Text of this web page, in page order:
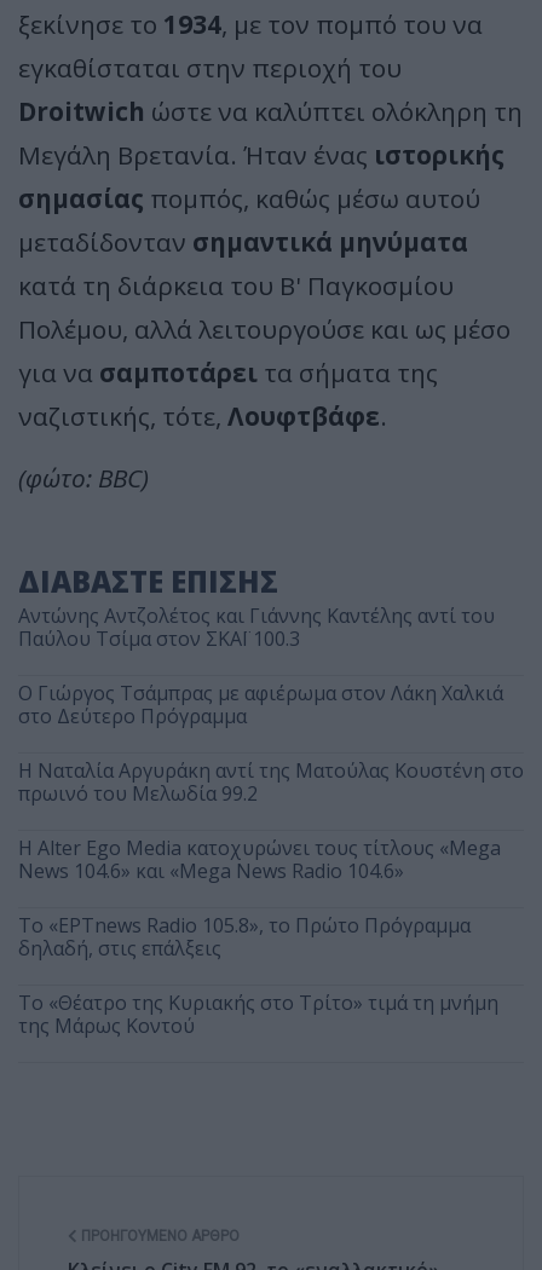
ξεκίνησε το 1934, με τον πομπό του να
εγκαθίσταται στην περιοχή του
Droitwich ώστε να καλύπτει ολόκληρη τη
Μεγάλη Βρετανία. Ήταν ένας ιστορικής
σημασίας πομπός, καθώς μέσω αυτού
μεταδίδονταν σημαντικά μηνύματα
κατά τη διάρκεια του Β' Παγκοσμίου
Πολέμου, αλλά λειτουργούσε και ως μέσο
για να σαμποτάρει τα σήματα της
ναζιστικής, τότε, Λουφτβάφε.
(φώτο: BBC)
ΔΙΑΒΑΣΤΕ ΕΠΙΣΗΣ
Αντώνης Αντζολέτος και Γιάννης Καντέλης αντί του
Παύλου Τσίμα στον ΣΚΑΪ 100.3
O Γιώργος Τσάμπρας με αφιέρωμα στον Λάκη Χαλκιά
στο Δεύτερο Πρόγραμμα
Η Ναταλία Αργυράκη αντί της Ματούλας Κουστένη στο
πρωινό του Μελωδία 99.2
Η Alter Ego Media κατοχυρώνει τους τίτλους «Mega
News 104.6» και «Mega News Radio 104.6»
Το «ΕΡΤnews Radio 105.8», το Πρώτο Πρόγραμμα
δηλαδή, στις επάλξεις
Το «Θέατρο της Κυριακής στο Τρίτο» τιμά τη μνήμη
της Μάρως Κοντού
ΠΡΟΗΓΟΎΜΕΝΟ ΆΡΘΡΟ